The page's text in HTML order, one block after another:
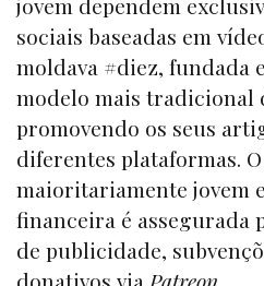
jovem dependem
sociais baseadas em
moldava #diez, fundada
modelo mais tradicional
promovendo os seus
diferentes plataformas.
maioritariamente jovem
financeira é assegurada
de publicidade,